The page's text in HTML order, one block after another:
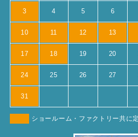
3 4 5 6
10 11 12 13
17 18 19 20
24 25 26 27
31
ショールーム・ファクトリー共に